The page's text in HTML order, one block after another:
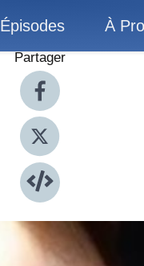
Épisodes À
Partager